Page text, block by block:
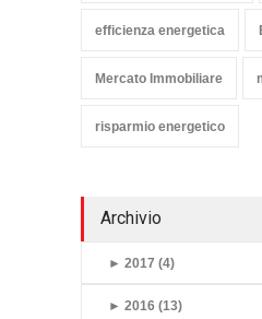
efficienza energetica
Mercato Immobiliare
risparmio energetico
Archivio
► 2017 (4)
► 2016 (13)